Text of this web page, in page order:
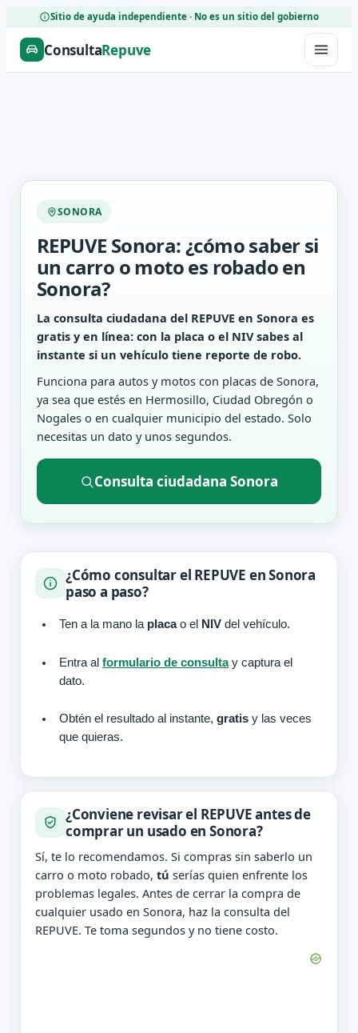
Sitio de ayuda independiente · No es un sitio del gobierno
ConsultaRepuve
SONORA
REPUVE Sonora: ¿cómo saber si
un carro o moto es robado en
Sonora?
La consulta ciudadana del REPUVE en Sonora es
gratis y en línea: con la placa o el NIV sabes al
instante si un vehículo tiene reporte de robo.
Funciona para autos y motos con placas de Sonora,
ya sea que estés en Hermosillo, Ciudad Obregón o
Nogales o en cualquier municipio del estado. Solo
necesitas un dato y unos segundos.
Consulta ciudadana Sonora
¿Cómo consultar el REPUVE en Sonora
paso a paso?
Ten a la mano la placao el NIV del vehículo.
Entra al formulario de consultay captura el
dato.
Obtén el resultado al instante, gratis y las veces
que quieras.
¿Conviene revisar el REPUVE antes de
comprar un usado en Sonora?
Sí, te lo recomendamos. Si compras sin saberlo un
carro o moto robado, tú serías quien enfrente los
problemas legales. Antes de cerrar la compra de
cualquier usado en Sonora, haz la consulta del
REPUVE. Te toma segundos y no tiene costo.